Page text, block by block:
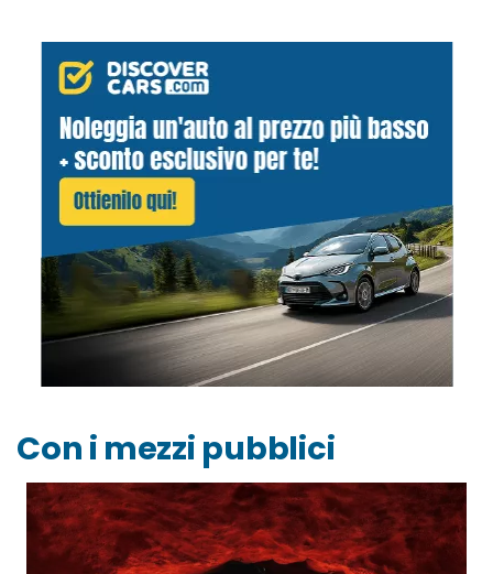
Con i mezzi pubblici